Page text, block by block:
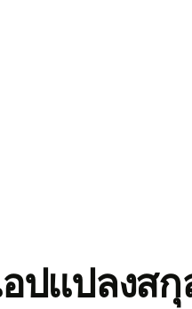
ปแปลงสกุ